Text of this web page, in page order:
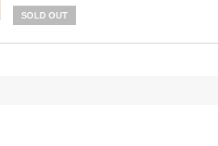
SOLD OUT